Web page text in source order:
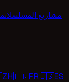
مشاريع المسلسلات
ZH🇫🇷FR🇪🇸ES